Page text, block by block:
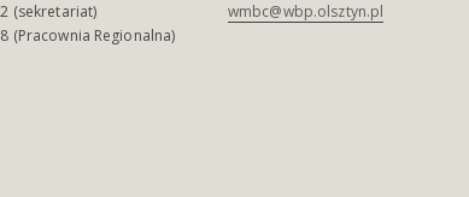
(sekretariat)
(Pracownia Regionalna)
wmbc@wbp.olsztyn.pl